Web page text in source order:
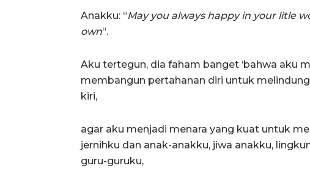
Anakku: “May you always happy in your litle
own“.
Aku tertegun, dia faham banget ‘bahwa aku
membangun pertahanan diri untuk
kiri,
agar aku menjadi menara yang kuat untuk
jernihku dan anak-anakku, jiwa anakku,
guru-guruku,